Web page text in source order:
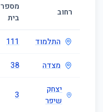
רחוב
מספר
בית
התלמוד 111
מצדה 38
יצחק
שיפר
3